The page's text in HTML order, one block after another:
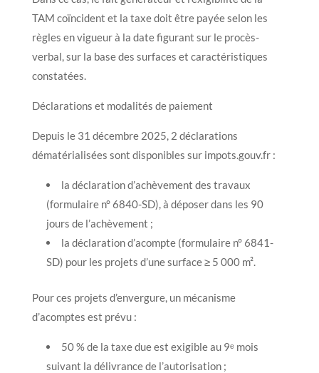
TAM coïncident et la taxe doit être payée selon les
règles en vigueur à la date figurant sur le procès-
verbal, sur la base des surfaces et caractéristiques
constatées.
Déclarations et modalités de paiement
Depuis le 31 décembre 2025, 2 déclarations
dématérialisées sont disponibles sur impots.gouv.fr :
la déclaration d’achèvement des travaux
(formulaire n° 6840-SD), à déposer dans les 90
jours de l’achèvement ;
la déclaration d’acompte (formulaire n° 6841-
SD) pour les projets d’une surface ≥ 5 000 m².
Pour ces projets d’envergure, un mécanisme
d’acomptes est prévu :
50 % de la taxe due est exigible au 9ᵉ mois
suivant la délivrance de l’autorisation ;